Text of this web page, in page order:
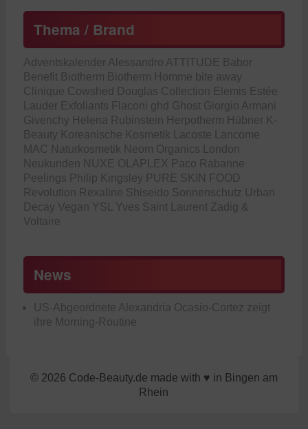
Thema / Brand
Adventskalender Alessandro ATTITUDE Babor
Benefit Biotherm Biotherm Homme bite away
Clinique Cowshed Douglas Collection Elemis Estée
Lauder Exfoliants Flaconi ghd Ghost Giorgio Armani
Givenchy Helena Rubinstein Herpotherm Hübner K-
Beauty Koreanische Kosmetik Lacoste
Lancome
MAC Naturkosmetik Neom Organics London
Neukunden NUXE OLAPLEX Paco Rabanne
Peelings Philip Kingsley PURE SKIN FOOD
Revolution Rexaline Shiseido Sonnenschutz Urban
Decay Vegan YSL Yves Saint Laurent Zadig &
Voltaire
News
US-Abgeordnete Alexandria Ocasio-Cortez zeigt
ihre Morning-Routine
© 2026 Code-Beauty.de made with ♥ in Bingen am
Rhein